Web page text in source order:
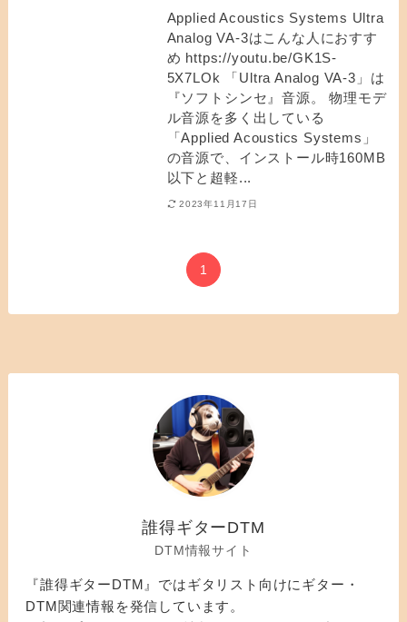
Applied Acoustics Systems Ultra
Analog VA-3はこんな人におすす
め https://youtu.be/GK1S-
5X7LOk 「Ultra Analog VA-3」は
『ソフトシンセ』音源。 物理モデ
ル音源を多く出している
「Applied Acoustics Systems」
の音源で、インストール時160MB
以下と超軽...
2023年11月17日
1
誰得ギターDTM
DTM情報サイト
『誰得ギターDTM』ではギタリスト向けにギター・
DTM関連情報を発信しています。